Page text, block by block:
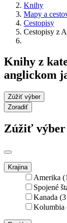
Knihy
Mapy a
Cestopisy
Cestopisy z
Knihy z
anglickom
Zúžiť výber
Zoradiť
Zúžiť výber
Krajina
Amerika
Spojené
Kanada
Kolumbia